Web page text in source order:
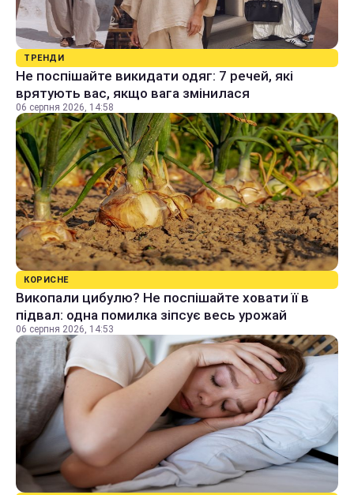
ТРЕНДИ
Не поспішайте викидати одяг: 7 речей, які
врятують вас, якщо вага змінилася
06 серпня 2026, 14:58
КОРИСНЕ
Викопали цибулю? Не поспішайте ховати її в
підвал: одна помилка зіпсує весь урожай
06 серпня 2026, 14:53